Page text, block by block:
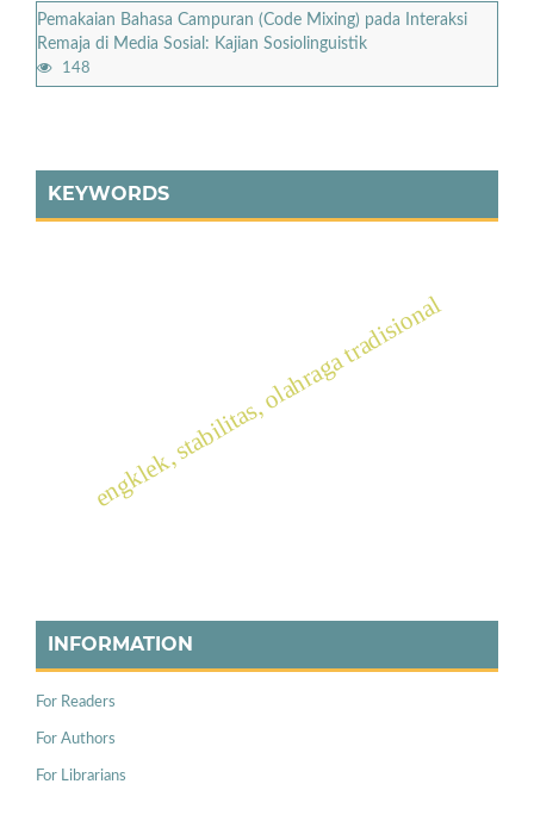
Pemakaian Bahasa Campuran (Code Mixing) pada Interaksi
Remaja di Media Sosial: Kajian Sosiolinguistik
148
KEYWORDS
engklek, stabilitas, olahraga tradisional
INFORMATION
For Readers
For Authors
For Librarians